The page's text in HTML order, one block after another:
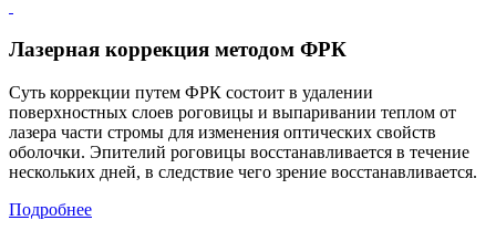
Лазерная коррекция методом ФРК
Суть коррекции путем ФРК состоит в удалении
поверхностных слоев роговицы и выпаривании теплом от
лазера части стромы для изменения оптических свойств
оболочки. Эпителий роговицы восстанавливается в течение
нескольких дней, в следствие чего зрение восстанавливается.
Подробнее